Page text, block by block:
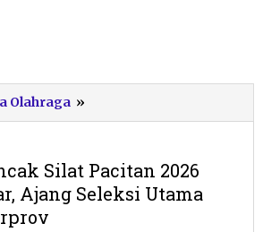
Olahraga »
Pencak
2026
Resmi
Silat Pacitan 2026
Ajang Seleksi Utama